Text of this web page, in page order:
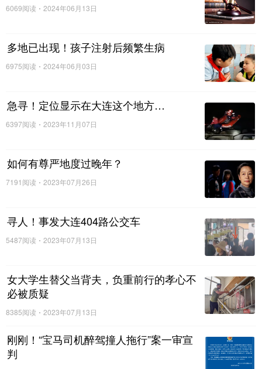
毒活疫苗（主要用于3至17岁人群接种）、四价灭活疫
苗（主要用于3岁以上人群接种）。三价流感疫苗主要
预防H1N1、H3N2和BV型流感；四价流感疫苗除了能
预防以上3个类型的流感，还可预防BY型流感。
措施之一。在接触公共物品、打喷嚏后，都应该及时洗
手。除此之外，要勤通风、保持家庭环境卫生，流感易
感人群在流感高发期，要尽量少去人员密集以及封闭的
场所。
不可自行购买服用
随着南方夏季流感高发，近期多地网友表示，有“流感神
药”之称的抗病毒药物奥司他韦缺货，有些地方甚至出
现“一药难求”的现象。
司他韦属于神经氨酸酶抑制剂，通过抑制甲型和乙型流
感病毒的神经氨酸酶活性，从而抑制病毒从被感染的细
6069阅读 2024年06月13日
多地已出现！孩子注射后频繁生病
6975阅读 2024年06月03日
急寻！定位显示在大连这个地方…
6397阅读 2023年11月07日
如何有尊严地度过晚年？
7191阅读 2023年07月26日
寻人！事发大连404路公交车
5487阅读 2023年07月13日
女大学生替父当背夫，负重前行的孝心不
必被质疑
8385阅读 2023年07月13日
刚刚！“宝马司机醉驾撞人拖行”案一审宣
判